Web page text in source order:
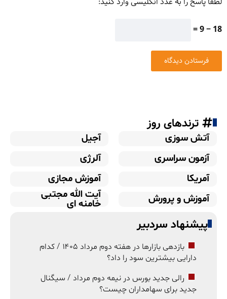
18 − 9 =
ترندهای روز
آتش سوزی
آجیل
آزمون سراسری
آلرژی
آمریکا
آموزش مجازی
آموزش و پرورش
آیت الله مجتبی
خامنه ای
پیشنهاد سردبیر
بازدهی بازارها در هفته دوم مرداد ۱۴۰۵ / کدام
دارایی بیشترین سود را داد؟
رالی جدید بورس در نیمه دوم مرداد / سیگنال
جدید برای سهامداران چیست؟